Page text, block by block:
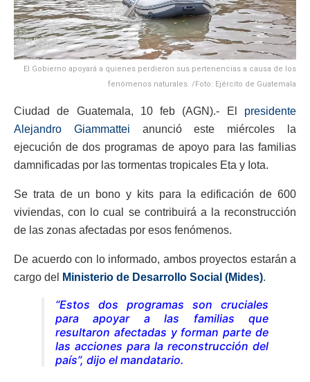
El Gobierno apoyará a quienes perdieron sus pertenencias a causa de los
fenómenos naturales. /Foto: Ejército de Guatemala
Ciudad de Guatemala, 10 feb (AGN).- El presidente
Alejandro Giammattei anunció este miércoles la
ejecución de dos programas de apoyo para las familias
damnificadas por las tormentas tropicales Eta y Iota.
Se trata de un bono y kits para la edificación de 600
viviendas, con lo cual se contribuirá a la reconstrucción
de las zonas afectadas por esos fenómenos.
De acuerdo con lo informado, ambos proyectos estarán a
cargo del
Ministerio de Desarrollo Social (Mides).
“Estos dos programas son cruciales
para apoyar a las familias que
resultaron afectadas y forman parte de
las acciones para la reconstrucción del
país”, dijo el mandatario.